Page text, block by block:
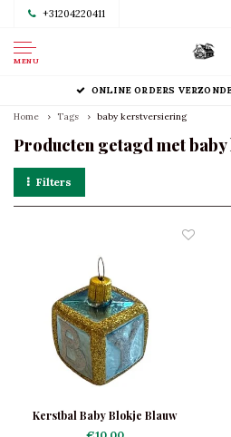
+31204220411
MENU
ONLINE ORDERS
Home Tags baby kerstversiering
Producten getagd met
Filters
Kerstbal Baby Blokje Blauw